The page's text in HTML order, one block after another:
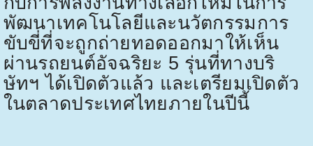
พัฒนาเทคโนโลยีและนวัตกรรมการ
ขับขี่ที่จะถูกถ่ายทอดออกมาให้เห็น
ผ่านรถยนต์อัจฉริยะ 5 รุ่นที่ทางบริ
ษัทฯ ได้เปิดตัวแล้ว และเตรียมเปิดตัว
ในตลาดประเทศไทยภายในปีนี้